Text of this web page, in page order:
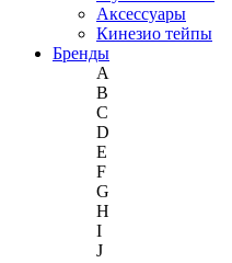
Аксессуары
Кинезио тейпы
Бренды
A
B
C
D
E
F
G
H
I
J